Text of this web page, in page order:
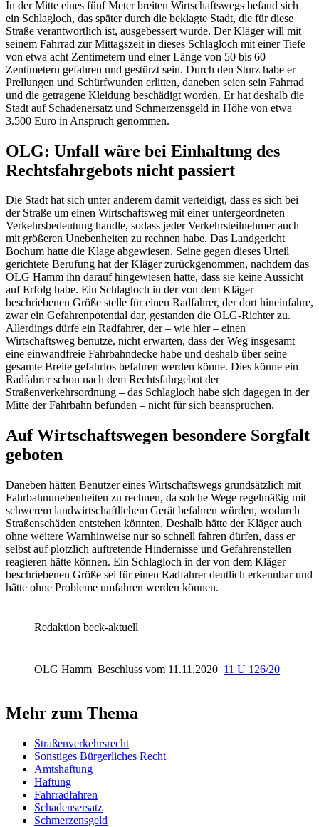
In der Mitte eines fünf Meter breiten Wirtschaftswegs befand sich
ein Schlagloch, das später durch die beklagte Stadt, die für diese
Straße verantwortlich ist, ausgebessert wurde. Der Kläger will mit
seinem Fahrrad zur Mittagszeit in dieses Schlagloch mit einer Tiefe
von etwa acht Zentimetern und einer Länge von 50 bis 60
Zentimetern gefahren und gestürzt sein. Durch den Sturz habe er
Prellungen und Schürfwunden erlitten, daneben seien sein Fahrrad
und die getragene Kleidung beschädigt worden. Er hat deshalb die
Stadt auf Schadenersatz und Schmerzensgeld in Höhe von etwa
3.500 Euro in Anspruch genommen.
OLG: Unfall wäre bei Einhaltung des
Rechtsfahrgebots nicht passiert
Die Stadt hat sich unter anderem damit verteidigt, dass es sich bei
der Straße um einen Wirtschaftsweg mit einer untergeordneten
Verkehrsbedeutung handle, sodass jeder Verkehrsteilnehmer auch
mit größeren Unebenheiten zu rechnen habe. Das Landgericht
Bochum hatte die Klage abgewiesen. Seine gegen dieses Urteil
gerichtete Berufung hat der Kläger zurückgenommen, nachdem das
OLG Hamm ihn darauf hingewiesen hatte, dass sie keine Aussicht
auf Erfolg habe. Ein Schlagloch in der von dem Kläger
beschriebenen Größe stelle für einen Radfahrer, der dort hineinfahre,
zwar ein Gefahrenpotential dar, gestanden die OLG-Richter zu.
Allerdings dürfe ein Radfahrer, der – wie hier – einen
Wirtschaftsweg benutze, nicht erwarten, dass der Weg insgesamt
eine einwandfreie Fahrbahndecke habe und deshalb über seine
gesamte Breite gefahrlos befahren werden könne. Dies könne ein
Radfahrer schon nach dem Rechtsfahrgebot der
Straßenverkehrsordnung – das Schlagloch habe sich dagegen in der
Mitte der Fahrbahn befunden – nicht für sich beanspruchen.
Auf Wirtschaftswegen besondere Sorgfalt
geboten
Daneben hätten Benutzer eines Wirtschaftswegs grundsätzlich mit
Fahrbahnunebenheiten zu rechnen, da solche Wege regelmäßig mit
schwerem landwirtschaftlichem Gerät befahren würden, wodurch
Straßenschäden entstehen könnten. Deshalb hätte der Kläger auch
ohne weitere Warnhinweise nur so schnell fahren dürfen, dass er
selbst auf plötzlich auftretende Hindernisse und Gefahrenstellen
reagieren hätte können. Ein Schlagloch in der von dem Kläger
beschriebenen Größe sei für einen Radfahrer deutlich erkennbar und
hätte ohne Probleme umfahren werden können.
Redaktion beck-aktuell
OLG Hamm Beschluss vom 11.11.2020 11 U 126/20
Mehr zum Thema
Straßenverkehrsrecht
Sonstiges Bürgerliches Recht
Amtshaftung
Haftung
Fahrradfahren
Schadensersatz
Schmerzensgeld